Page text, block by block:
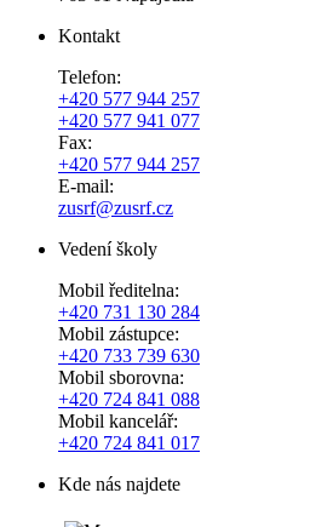
Kontakt
Telefon:
+420 577 944 257
+420 577 941 077
Fax:
+420 577 944 257
E-mail:
zusrf@zusrf.cz
Vedení školy
Mobil ředitelna:
+420 731 130 284
Mobil zástupce:
+420 733 739 630
Mobil sborovna:
+420 724 841 088
Mobil kancelář:
+420 724 841 017
Kde nás najdete